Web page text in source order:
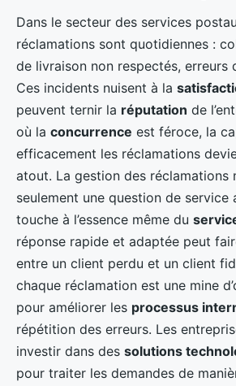
Dans le secteur des services
réclamations sont quotidiennes :
de livraison non respectés, erreurs
Ces incidents nuisent à la
peuvent ternir la réputation de
où la concurrence est féroce, la
efficacement les réclamations
atout. La gestion des réclamations
seulement une question de service
touche à l’essence même du
réponse rapide et adaptée peut
entre un client perdu et un client
chaque réclamation est une mine
pour améliorer les processus
répétition des erreurs. Les
investir dans des solutions
pour traiter les demandes de